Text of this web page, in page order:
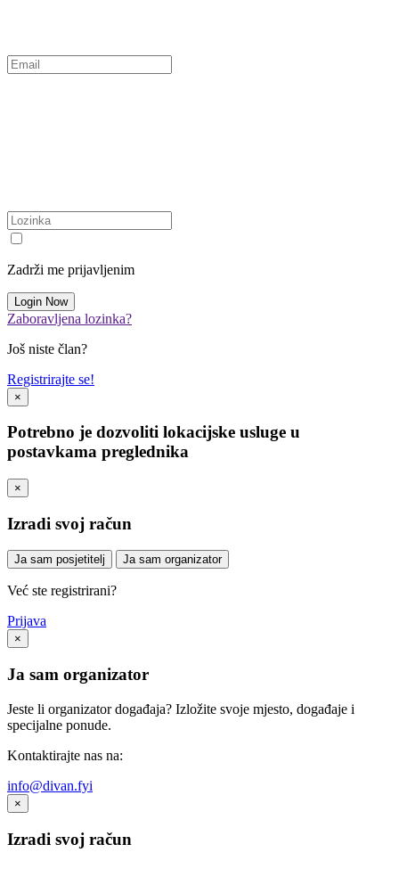
Zadrži me prijavljenim
Zaboravljena lozinka?
Još niste član?
Registrirajte se!
×
Potrebno je dozvoliti lokacijske usluge u
postavkama preglednika
×
Izradi svoj račun
Ja sam posjetitelj Ja sam organizator
Već ste registrirani?
Prijava
×
Ja sam organizator
Jeste li organizator događaja? Izložite svoje mjesto, događaje i
specijalne ponude.
Kontaktirajte nas na:
info@divan.fyi
×
Izradi svoj račun